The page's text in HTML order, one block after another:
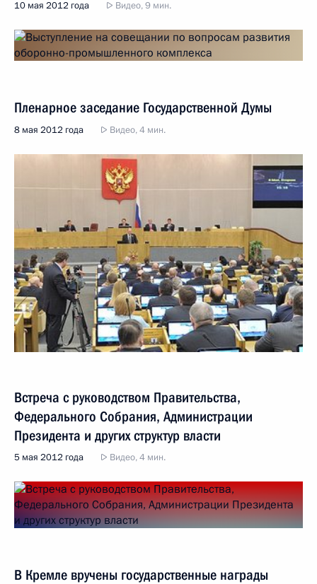
10 мая 2012 года Видео, 9 мин.
Пленарное заседание Государственной Думы
8 мая 2012 года Видео, 4 мин.
Встреча с руководством Правительства,
Федерального Собрания, Администрации
Президента и других структур власти
5 мая 2012 года Видео, 4 мин.
В Кремле вручены государственные награды